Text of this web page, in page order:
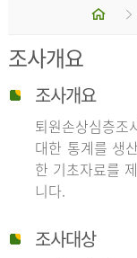
홈
조사개요
조사개요
퇴원손상심층조
대한 통계를 생
한 기초자료를
니다.
조사대상